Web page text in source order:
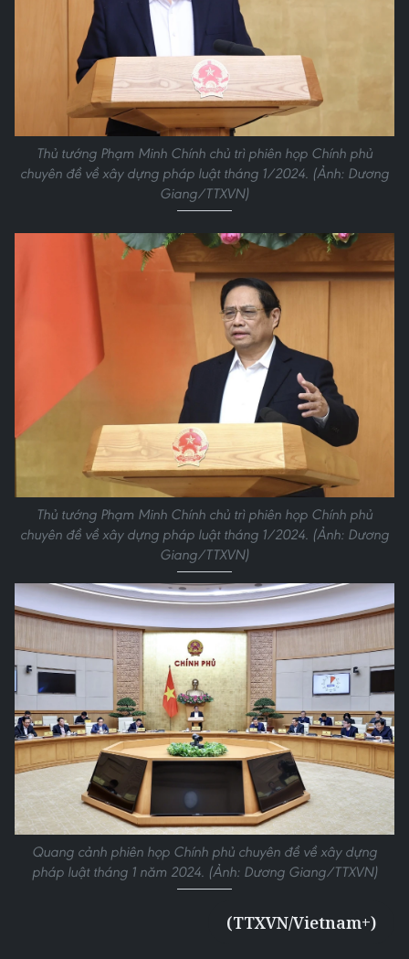
Thủ tướng Phạm Minh Chính chủ trì phiên họp Chính phủ
chuyên đề về xây dựng pháp luật tháng 1/2024. (Ảnh: Dương
Giang/TTXVN)
Thủ tướng Phạm Minh Chính chủ trì phiên họp Chính phủ
chuyên đề về xây dựng pháp luật tháng 1/2024. (Ảnh: Dương
Giang/TTXVN)
Quang cảnh phiên họp Chính phủ chuyên đề về xây dựng
pháp luật tháng 1 năm 2024. (Ảnh: Dương Giang/TTXVN)
(TTXVN/Vietnam+)